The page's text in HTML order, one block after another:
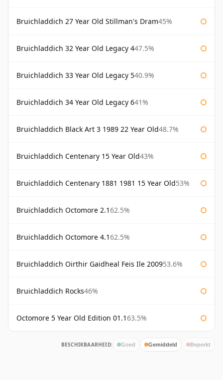
Bruichladdich 27 Year Old Stillman's Dram45%
Bruichladdich 32 Year Old Legacy 447.5%
Bruichladdich 33 Year Old Legacy 540.9%
Bruichladdich 34 Year Old Legacy 641%
Bruichladdich Black Art 3 1989 22 Year Old48.7%
Bruichladdich Centenary 15 Year Old43%
Bruichladdich Centenary 1881 1981 15 Year Old53%
Bruichladdich Octomore 2.162.5%
Bruichladdich Octomore 4.162.5%
Bruichladdich Oirthir Gaidheal Feis Ile 200953.6%
Bruichladdich Rocks46%
Octomore 5 Year Old Edition 01.163.5%
BESCHIKBAARHEID: Goed Gemiddeld Beperkt